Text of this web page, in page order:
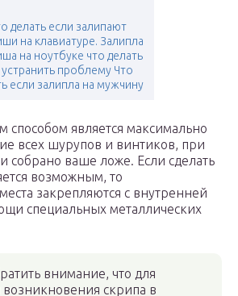
делать если залипают
на клавиатуре. Залипла
на ноутбуке что делать
устранить проблему Что
если залипла на мужчину
способом является максимально
всех шурупов и винтиков, при
собрано ваше ложе. Если сделать
возможным, то
закрепляются с внутренней
специальных металлических
внимание, что для
скрипа в